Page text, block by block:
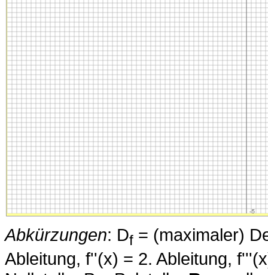
Abkürzungen: Df = (maximaler)
Ableitung, f''(x) = 2. Ableitung,